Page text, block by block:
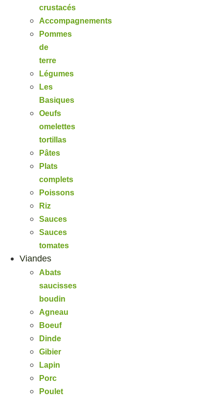
crustacés
Accompagnements
Pommes
de
terre
Légumes
Les
Basiques
Oeufs
omelettes
tortillas
Pâtes
Plats
complets
Poissons
Riz
Sauces
Sauces
tomates
Viandes
Abats
saucisses
boudin
Agneau
Boeuf
Dinde
Gibier
Lapin
Porc
Poulet